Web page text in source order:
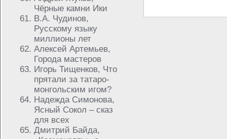
Чёрные камни Ики
В.А. Чудинов,
Русскому языку
миллионы лет
Алексей Артемьев,
Города мастеров
Игорь Тищенков, Что
прятали за татаро-
монгольским игом?
Надежда Симонова,
Ясный Сокол – сказ
для всех
Дмитрий Байда,